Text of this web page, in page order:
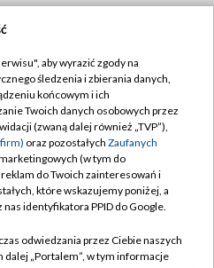
TVP
TVP
prywatności
zgody
Pomoc
aby wyrazić zgody na
śledzenia i zbierania danych,
końcowym i ich
Twoich danych osobowych przez
(zwaną dalej również „TVP”),
oraz pozostałych Zaufanych
(w tym do
do Twoich zainteresowań i
które wskazujemy poniżej, a
identyfikatora PPID do Google.
odwiedzania przez Ciebie naszych
dalej „Portalem”, w tym informacje